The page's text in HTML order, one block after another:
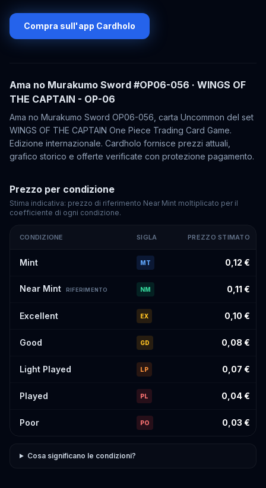
Compra sull'app Cardholo
Ama no Murakumo Sword #OP06-056 · WINGS OF
THE CAPTAIN - OP-06
Ama no Murakumo Sword OP06-056, carta Uncommon del set
WINGS OF THE CAPTAIN One Piece Trading Card Game.
Edizione internazionale. Cardholo fornisce prezzi attuali,
grafico storico e offerte verificate con protezione pagamento.
Prezzo per condizione
Stima indicativa: prezzo di riferimento Near Mint moltiplicato per il
coefficiente di ogni condizione.
Ama no Murakumo Sword
CONDIZIONE SIGLA PREZZO STIMATO
Mint MT 0,12 €
Near Mint RIFERIMENTO NM 0,11 €
Excellent EX 0,10 €
Good GD 0,08 €
Light Played LP 0,07 €
Played PL 0,04 €
Poor PO 0,03 €
Cosa significano le condizioni?